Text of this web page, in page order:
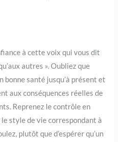
à cette voix qui vous dit
autres ». Oubliez que
bonne santé jusqu’à présent et
aux conséquences réelles de
Reprenez le contrôle en
style de vie correspondant à
plutôt que d’espérer qu’un